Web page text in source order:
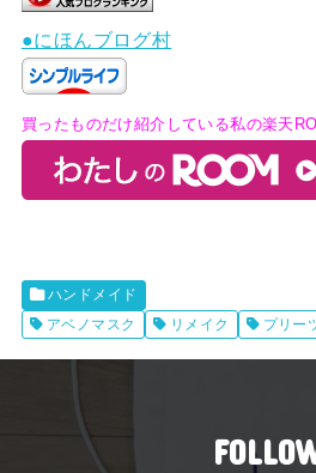
●にほんブログ村
買ったものだけ紹介している私の楽天
ハンドメイド
アベノマスク
リメイク プリー